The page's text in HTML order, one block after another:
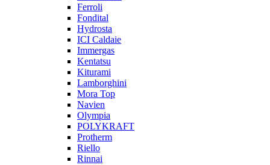
Ferroli
Fondital
Hydrosta
ICI Caldaie
Immergas
Kentatsu
Kiturami
Lamborghini
Mora Top
Navien
Olympia
POLYKRAFT
Protherm
Riello
Rinnai